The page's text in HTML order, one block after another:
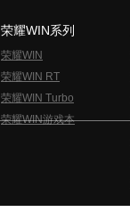
荣耀WIN系列
荣耀WIN
荣耀WIN RT
荣耀WIN Turbo
荣耀WIN游戏本